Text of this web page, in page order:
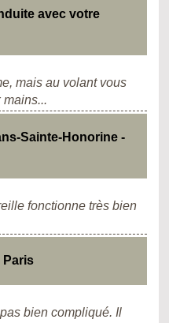
avec votre
mais au volant vous
Sainte-Honorine -
fonctionne très bien
Paris
bien compliqué. Il